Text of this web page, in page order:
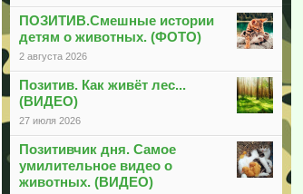
ПОЗИТИВ.Смешные истории
детям о животных. (ФОТО)
2 августа 2026
Позитив. Как живёт лес...
(ВИДЕО)
27 июля 2026
Позитивчик дня. Самое
умилительное видео о
животных. (ВИДЕО)